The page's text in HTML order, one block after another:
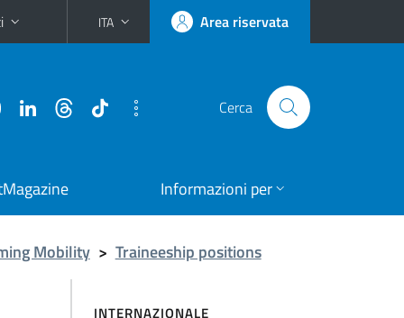
ITA Area riservata
Cerca
Informazioni per
Mobility > Traineeship positions
INTERNAZIONALE